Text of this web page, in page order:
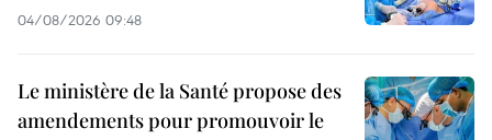
04/08/2026 09:48
Le ministère de la Santé propose des
amendements pour promouvoir le